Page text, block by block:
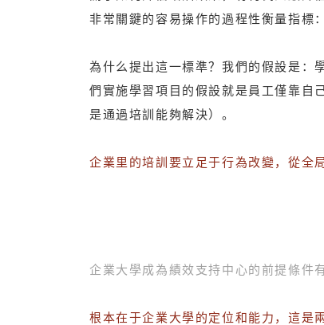
非常關鍵的容易操作的過程性衡量指標：
為什么提出這一標準？我們的假設是：
們實施學習項目的假設就是員工僅靠自
是通過培訓能夠解決）。
企業里的培訓要立足于行為改變，從全
企業大學成為績效支持中心的前提條件
根本在于企業大學的定位和能力，這是